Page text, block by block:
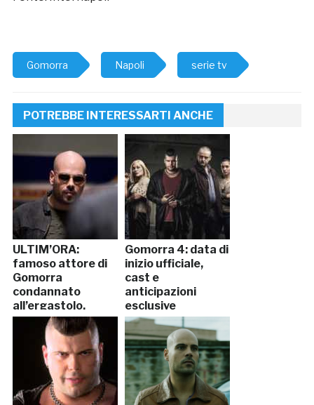
Gomorra Napoli serie tv
POTREBBE INTERESSARTI ANCHE
ULTIM’ORA:
famoso attore di
Gomorra
condannato
all’ergastolo.
“Uccise un…
Gomorra 4: data di
inizio ufficiale,
cast e
anticipazioni
esclusive